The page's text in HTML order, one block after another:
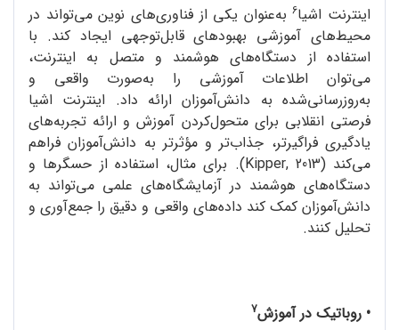
اینترنت اشیا6به‌عنوان یکی از فناوری‌های نوین می‌تواند در
محیط‌های آموزشی بهبودهای قابل‌توجهی ایجاد کند. با
استفاده از دستگاه‌های هوشمند و متصل به اینترنت،
می‌توان اطلاعات آموزشی را به‌صورت واقعی و
به‌روزرسانی‌شده به دانش‌آموزان ارائه داد. اینترنت اشیا
فرصتی انقلابی برای متحول‌کردن آموزش و ارائه تجربه‌های
یادگیری فراگیرتر، جذاب‌تر و مؤثرتر به دانش‌آموزان فراهم
می‌کند (Kipper, 2013). برای مثال، استفاده از حسگرها و
دستگاه‌های هوشمند در آزمایشگاه‌های علمی می‌تواند به
دانش‌آموزان کمک کند داده‌های واقعی و دقیق را جمع‌آوری و
تحلیل کنند.
• روباتیک در آموزش7